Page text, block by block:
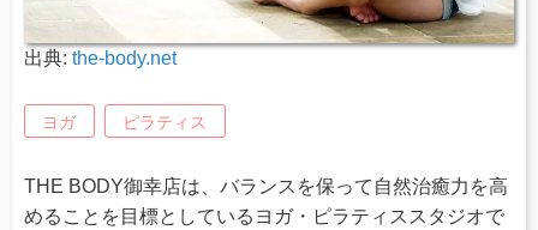
出典: the-body.net
ヨガ ピラティス
THE BODY御幸店は、バランスを保って自然治癒力を高
めることを目標としているヨガ・ピラティススタジオで